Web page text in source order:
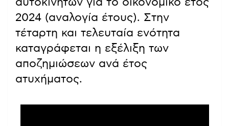
2024 (αναλογία έτους). Στην
τέταρτη και τελευταία ενότητα
καταγράφεται η εξέλιξη των
αποζημιώσεων ανά έτος
ατυχήματος.